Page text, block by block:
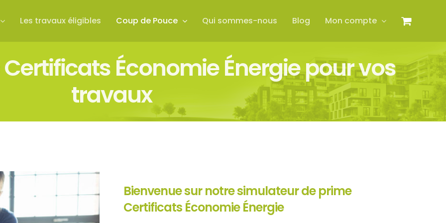
Les travaux éligibles Coup de Pouce Qui sommes-nous Blog Mon compte
Économie Énergie pour vos
travaux
Bienvenue sur notre simulateur de prime
Certificats Économie Énergie